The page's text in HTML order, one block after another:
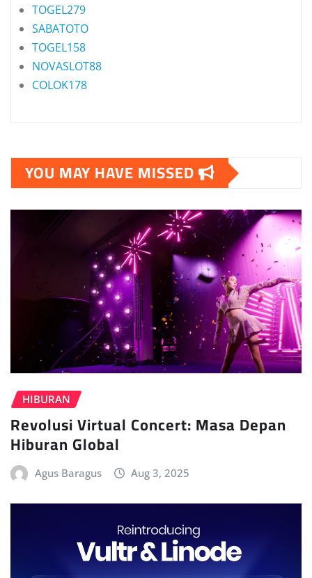
TOGEL279
SABATOTO
TOGEL158
NOVASLOT88
COLOK178
YOU MAY HAVE MISSED
HIBURAN
Revolusi Virtual Concert: Masa Depan
Hiburan Global
Agus Baragus Aug 3, 2025